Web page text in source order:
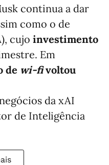
continua a dar
como o de
cujo investimento
Em
de wi-fivoltou
da xAI
de Inteligência